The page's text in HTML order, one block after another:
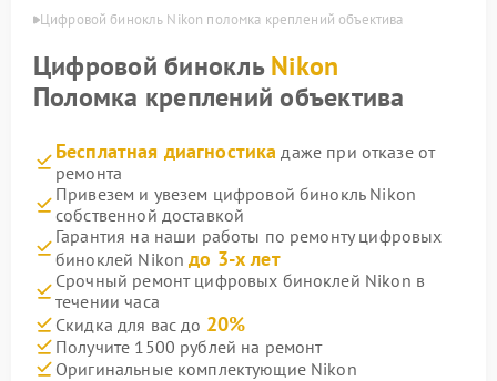
Цифровой бинокль Nikon поломка креплений объектива
Цифровой бинокльNikon
Поломка креплений объектива
Бесплатная диагностика даже при отказе от
ремонта
Привезем и увезем цифровой бинокль Nikon
собственной доставкой
Гарантия на наши работы по ремонту цифровых
биноклей Nikonдо 3-х лет
Срочный ремонт цифровых биноклей Nikon в
течении часа
Скидка для вас до 20%
Получите 1500 рублей на ремонт
Оригинальные комплектующие Nikon